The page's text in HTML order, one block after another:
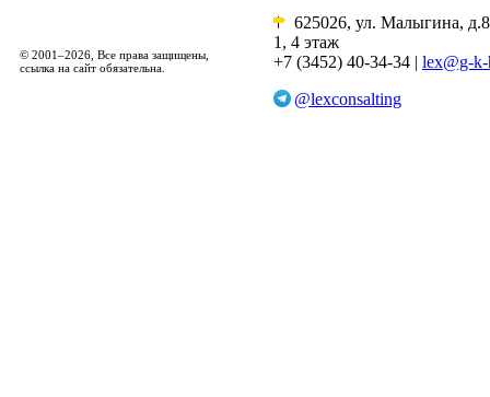
© 2001–2026, Все права защищены,
ссылка на сайт обязательна.
625026, ул. Малыгина,
1, 4 этаж
+7 (3452) 40-34-34 | lex@g-
@lexconsalting